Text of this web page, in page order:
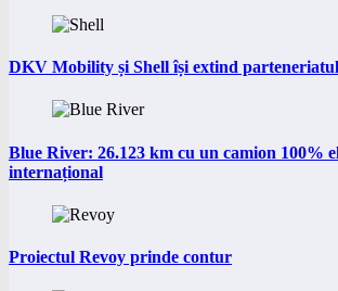
DKV Mobility și Shell își extind
Blue River: 26.123 km cu un camion 100%
internațional
Proiectul Revoy prinde contur